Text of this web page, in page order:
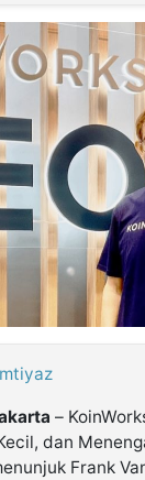
–
dan
Frank